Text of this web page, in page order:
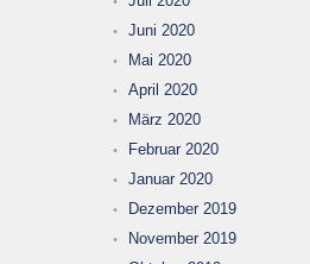
Juni 2020
Mai 2020
April 2020
März 2020
Februar 2020
Januar 2020
Dezember 2019
November 2019